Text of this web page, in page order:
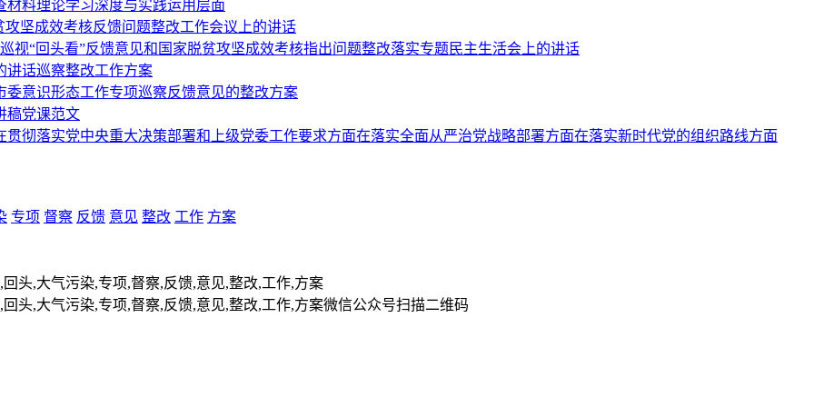
料理论学习深度与实践运用层面
坚成效考核反馈问题整改工作会议上的讲话
“回头看”反馈意见和国家脱贫攻坚成效考核指出问题整改落实专题民主生活会上的讲话
讲话巡察整改工作方案
意识形态工作专项巡察反馈意见的整改方案
稿党课范文
彻落实党中央重大决策部署和上级党委工作要求方面在落实全面从严治党战略部署方面在落实新时代党的组织路线方面
专项 督察 反馈 意见 整改 工作 方案
扫描二维码